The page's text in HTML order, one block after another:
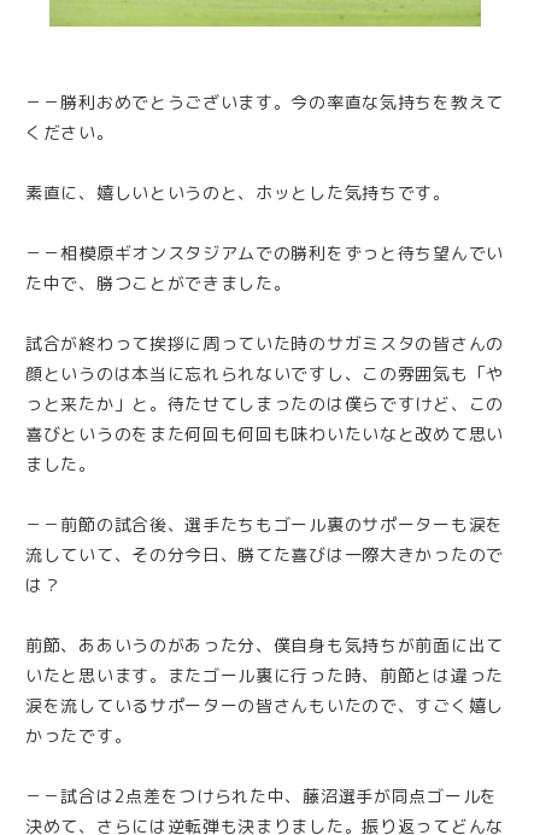
－－勝利おめでとうございます。今の率直な気持ちを教えて
ください。
素直に、嬉しいというのと、ホッとした気持ちです。
－－相模原ギオンスタジアムでの勝利をずっと待ち望んでい
た中で、勝つことができました。
試合が終わって挨拶に周っていた時のサガミスタの皆さんの
顔というのは本当に忘れられないですし、この雰囲気も「や
っと来たか」と。待たせてしまったのは僕らですけど、この
喜びというのをまた何回も何回も味わいたいなと改めて思い
ました。
－－前節の試合後、選手たちもゴール裏のサポーターも涙を
流していて、その分今日、勝てた喜びは一際大きかったので
は？
前節、ああいうのがあった分、僕自身も気持ちが前面に出て
いたと思います。またゴール裏に行った時、前節とは違った
涙を流しているサポーターの皆さんもいたので、すごく嬉し
かったです。
－－試合は2点差をつけられた中、藤沼選手が同点ゴールを
決めて、さらには逆転弾も決まりました。振り返ってどんな